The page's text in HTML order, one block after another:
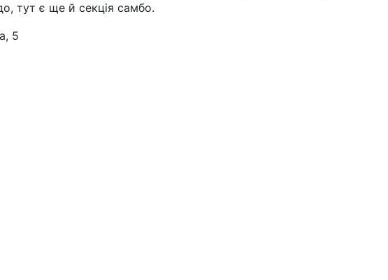
тут є ще й секція самбо.
5